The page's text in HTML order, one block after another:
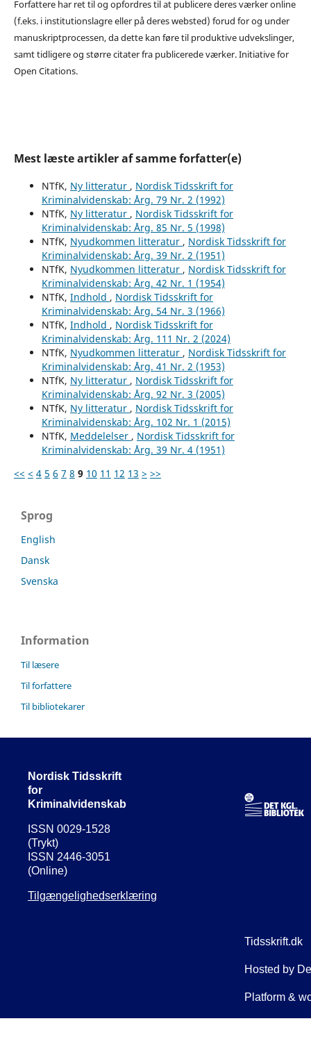
Forfattere har ret til og opfordres til at publicere deres værker online
(f.eks. i institutionslagre eller på deres websted) forud for og under
manuskriptprocessen, da dette kan føre til produktive udvekslinger,
samt tidligere og større citater fra publicerede værker. Initiative for
Open Citations.
Mest læste artikler af samme forfatter(e)
NTfK, Ny litteratur , Nordisk Tidsskrift for
Kriminalvidenskab: Årg. 79 Nr. 2 (1992)
NTfK, Ny litteratur , Nordisk Tidsskrift for
Kriminalvidenskab: Årg. 85 Nr. 5 (1998)
NTfK, Nyudkommen litteratur , Nordisk Tidsskrift for
Kriminalvidenskab: Årg. 39 Nr. 2 (1951)
NTfK, Nyudkommen litteratur , Nordisk Tidsskrift for
Kriminalvidenskab: Årg. 42 Nr. 1 (1954)
NTfK, Indhold , Nordisk Tidsskrift for
Kriminalvidenskab: Årg. 54 Nr. 3 (1966)
NTfK, Indhold , Nordisk Tidsskrift for
Kriminalvidenskab: Årg. 111 Nr. 2 (2024)
NTfK, Nyudkommen litteratur , Nordisk Tidsskrift for
Kriminalvidenskab: Årg. 41 Nr. 2 (1953)
NTfK, Ny litteratur , Nordisk Tidsskrift for
Kriminalvidenskab: Årg. 92 Nr. 3 (2005)
NTfK, Ny litteratur , Nordisk Tidsskrift for
Kriminalvidenskab: Årg. 102 Nr. 1 (2015)
NTfK, Meddelelser , Nordisk Tidsskrift for
Kriminalvidenskab: Årg. 39 Nr. 4 (1951)
<< < 4 5 6 7 8 9 10 11 12 13 > >>
Sprog
English
Dansk
Svenska
Information
Til læsere
Til forfattere
Til bibliotekarer
Nordisk Tidsskrift
for
Kriminalvidenskab
ISSN 0029-1528
(Trykt)
ISSN 2446-3051
(Online)
Tilgængelighedserklæring